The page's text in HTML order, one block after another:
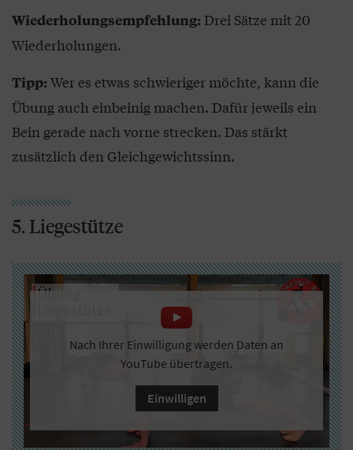
Wiederholungsempfehlung: Drei Sätze mit 20
Wiederholungen.
Tipp: Wer es etwas schwieriger möchte, kann die
Übung auch einbeinig machen. Dafür jeweils ein
Bein gerade nach vorne strecken. Das stärkt
zusätzlich den Gleichgewichtssinn.
5. Liegestütze
Nach Ihrer Einwilligung werden Daten an
YouTube übertragen.
Einwilligen